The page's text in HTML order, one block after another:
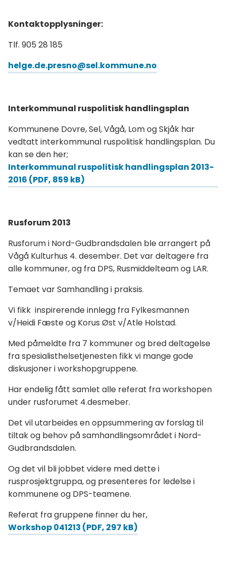
Kontaktopplysninger:
Tlf. 905 28 185
helge.de.presno@sel.kommune.no
Interkommunal ruspolitisk handlingsplan
Kommunene Dovre, Sel, Vågå, Lom og Skjåk har
vedtatt interkommunal ruspolitisk handlingsplan. Du
kan se den her;
Interkommunal ruspolitisk handlingsplan 2013-
2016 (PDF, 859 kB)
Rusforum 2013
Rusforum i Nord-Gudbrandsdalen ble arrangert på
Vågå Kulturhus 4. desember. Det var deltagere fra
alle kommuner, og fra DPS, Rusmiddelteam og LAR.
Temaet var Samhandling i praksis.
Vi fikk inspirerende innlegg fra Fylkesmannen
v/Heidi Fæste og Korus Øst v/Atle Holstad.
Med påmeldte fra 7 kommuner og bred deltagelse
fra spesialisthelsetjenesten fikk vi mange gode
diskusjoner i workshopgruppene.
Har endelig fått samlet alle referat fra workshopen
under rusforumet 4.desmeber.
Det vil utarbeides en oppsummering av forslag til
tiltak og behov på samhandlingsområdet i Nord-
Gudbrandsdalen.
Og det vil bli jobbet videre med dette i
rusprosjektgruppa, og presenteres for ledelse i
kommunene og DPS-teamene.
Referat fra gruppene finner du her,
Workshop 041213 (PDF, 297 kB)